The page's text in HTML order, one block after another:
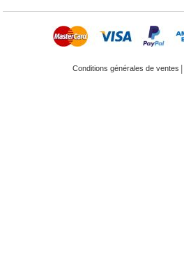
Conditions générales de ventes